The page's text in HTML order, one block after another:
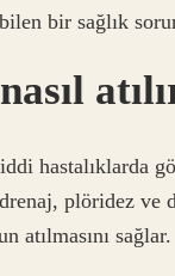
bir sağlık
hastalıklarda
plöridez
atılmasını sağlar.